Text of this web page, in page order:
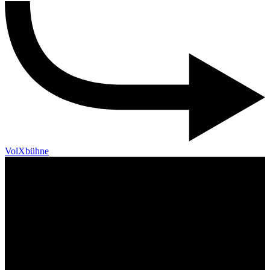
VolXbühne